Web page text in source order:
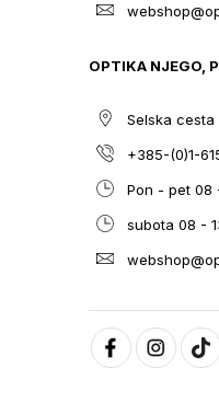
OPTIKA NJEGO,
Selska cesta
+385-(0)1-
Pon - pet 08
subota 08 -